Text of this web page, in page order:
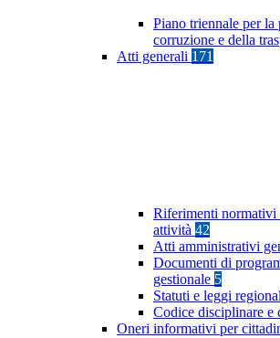
Piano triennale per la
corruzione e della
Atti generali 171
Riferimenti normativi
attività 42
Atti amministrativi
Documenti di
gestionale 5
Statuti e leggi
Codice disciplinare e
Oneri informativi per